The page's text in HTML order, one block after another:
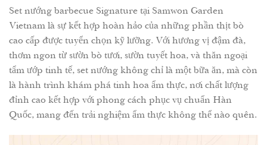
Set nướng barbecue Signature tại Samwon Garden
Vietnam là sự kết hợp hoàn hảo của những phần thịt bò
cao cấp được tuyển chọn kỹ lưỡng. Với hương vị đậm đà,
thơm ngon từ sườn bò tươi, sườn tuyết hoa, và thăn ngoại
tẩm ướp tinh tế, set nướng không chỉ là một bữa ăn, mà còn
là hành trình khám phá tinh hoa ẩm thực, nơi chất lượng
đỉnh cao kết hợp với phong cách phục vụ chuẩn Hàn
Quốc, mang đến trải nghiệm ẩm thực không thể nào quên.